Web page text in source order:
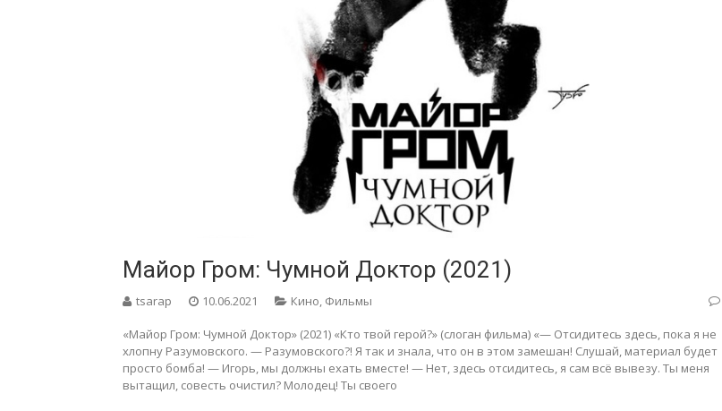
Майор Гром: Чумной Доктор (2021)
tsarap 10.06.2021 Кино, Фильмы
«Майор Гром: Чумной Доктор» (2021) «Кто твой герой?» (слоган фильма) «— Отсидитесь здесь, пока я не
хлопну Разумовского. — Разумовского?! Я так и знала, что он в этом замешан! Слушай, материал будет
просто бомба! — Игорь, мы должны ехать вместе! — Нет, здесь отсидитесь, я сам всё вывезу. Ты меня
вытащил, совесть очистил? Молодец! Ты своего